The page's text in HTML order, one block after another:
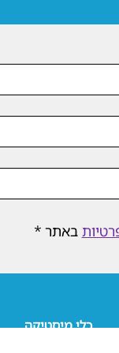
באתר *
כלי מיסטיקה